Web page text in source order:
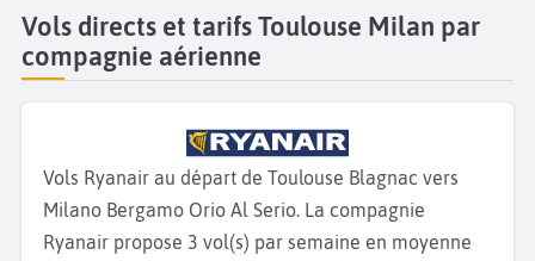
Vols directs et tarifs Toulouse Milan par
compagnie aérienne
Vols Ryanair au départ de Toulouse Blagnac vers
Milano Bergamo Orio Al Serio. La compagnie
Ryanair propose 3 vol(s) par semaine en moyenne